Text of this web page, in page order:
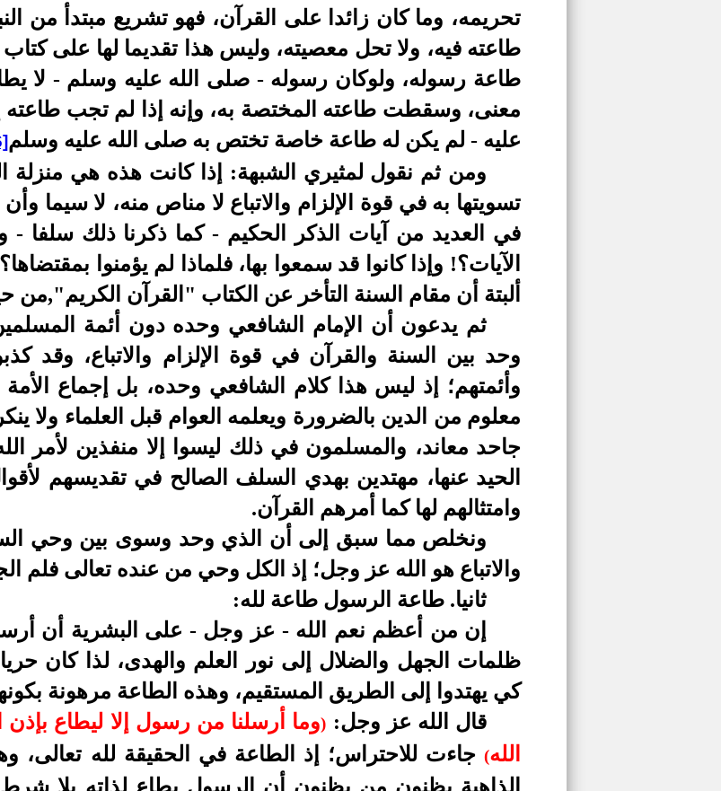
تحريمه، وما كان زائدا على القرآن، فهو تشريع مبتدأ من
طاعته فيه، ولا تحل معصيته، وليس هذا تقديما لها على كتاب
طاعة رسوله، ولوكان رسوله - صلى الله عليه وسلم - لا
معنى، وسقطت طاعته المختصة به، وإنه إذا لم تجب طاعته
عليه - لم يكن له طاعة خاصة تختص به صلى الله عليه وسلم
ومن ثم نقول لمثيري الشبهة: إذا كانت هذه هي منزلة
تسويتها به في قوة الإلزام والاتباع لا مناص منه، لا سيما
في العديد من آيات الذكر الحكيم - كما ذكرنا ذلك سلفا
الآيات؟! وإذا كانوا قد سمعوا بها، فلماذا لم يؤمنوا
ألبتة أن مقام السنة التأخر عن الكتاب "القرآن الكريم",من
ثم يدعون أن الإمام الشافعي وحده دون أئمة
وحد بين السنة والقرآن في قوة الإلزام والاتباع، وقد
وأئمتهم؛ إذ ليس هذا كلام الشافعي وحده، بل إجماع
معلوم من الدين بالضرورة ويعلمه العوام قبل العلماء ولا
جاحد معاند، والمسلمون في ذلك ليسوا إلا منفذين لأمر
الحيد عنها، مهتدين بهدي السلف الصالح في تقديسهم
وامتثالهم لها كما أمرهم القرآن.
ونخلص مما سبق إلى أن الذي وحد وسوى بين وحي
والاتباع هو الله عز وجل؛ إذ الكل وحي من عنده تعالى فلم
ثانيا. طاعة الرسول طاعة لله:
إن من أعظم نعم الله - عز وجل - على البشرية أن أرسل
ظلمات الجهل والضلال إلى نور العلم والهدى، لذا كان حريا
كي يهتدوا إلى الطريق المستقيم، وهذه الطاعة مرهونة
قال الله عز وجل: )وما أرسلنا من رسول إلا ليطاع بإذن
الله( جاءت للاحتراس؛ إذ الطاعة في الحقيقة لله تعالى،
الذاهبة بظنون من يظنون أن الرسول يطاع لذاته بلا شرط